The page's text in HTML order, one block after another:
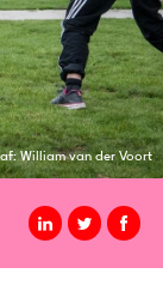
William van der Voort